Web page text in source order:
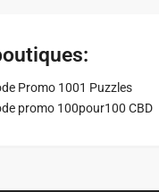
Promo 1001 Puzzles
promo 100pour100 CBD